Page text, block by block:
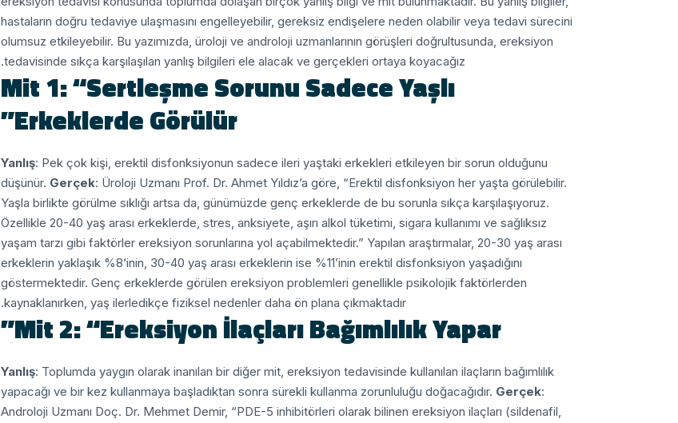
hastaların doğru tedaviye ulaşmasını engelleyebilir, gereksiz endişelere neden olabilir veya tedavi sürecini
olumsuz etkileyebilir. Bu yazımızda, üroloji ve androloji uzmanlarının görüşleri doğrultusunda, ereksiyon
tedavisinde sıkça karşılaşılan yanlış bilgileri ele alacak ve gerçekleri ortaya koyacağız.
Mit 1: “Sertleşme Sorunu Sadece Yaşlı
Erkeklerde Görülür”
Yanlış: Pek çok kişi, erektil disfonksiyonun sadece ileri yaştaki erkekleri etkileyen bir sorun olduğunu
düşünür. Gerçek: Üroloji Uzmanı Prof. Dr. Ahmet Yıldız’a göre, “Erektil disfonksiyon her yaşta görülebilir.
Yaşla birlikte görülme sıklığı artsa da, günümüzde genç erkeklerde de bu sorunla sıkça karşılaşıyoruz.
Özellikle 20-40 yaş arası erkeklerde, stres, anksiyete, aşırı alkol tüketimi, sigara kullanımı ve sağlıksız
yaşam tarzı gibi faktörler ereksiyon sorunlarına yol açabilmektedir.” Yapılan araştırmalar, 20-30 yaş arası
erkeklerin yaklaşık %8’inin, 30-40 yaş arası erkeklerin ise %11’inin erektil disfonksiyon yaşadığını
göstermektedir. Genç erkeklerde görülen ereksiyon problemleri genellikle psikolojik faktörlerden
kaynaklanırken, yaş ilerledikçe fiziksel nedenler daha ön plana çıkmaktadır.
Mit 2: “Ereksiyon İlaçları Bağımlılık Yapar”
Yanlış: Toplumda yaygın olarak inanılan bir diğer mit, ereksiyon tedavisinde kullanılan ilaçların bağımlılık
yapacağı ve bir kez kullanmaya başladıktan sonra sürekli kullanma zorunluluğu doğacağıdır. Gerçek:
Androloji Uzmanı Doç. Dr. Mehmet Demir, “PDE-5 inhibitörleri olarak bilinen ereksiyon ilaçları (sildenafil,